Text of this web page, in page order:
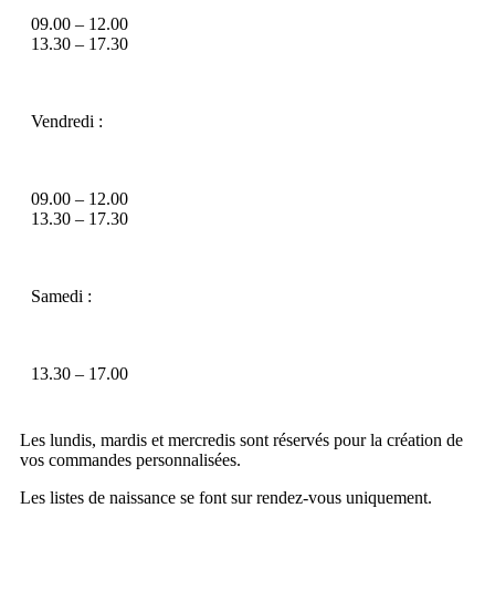
09.00 – 12.00
13.30 – 17.30
Vendredi :
09.00 – 12.00
13.30 – 17.30
Samedi :
13.30 – 17.00
Les lundis, mardis et mercredis sont réservés pour la création de
vos commandes personnalisées.
Les listes de naissance se font sur rendez-vous uniquement.